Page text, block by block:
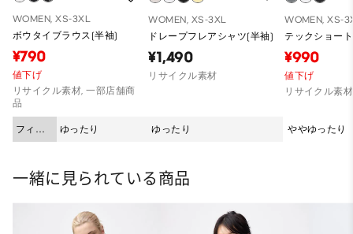
WOMEN, XS-3XL
ボウタイブラウス(半袖)
¥790
値下げ
リサイクル素材, 一部店舗商
品
フィッ
ト
ゆったり
WOMEN, XS-3XL
ドレープフレアシャツ(半袖)
¥1,490
リサイクル素材
ゆったり
WOMEN, XS-
テックショー
¥990
値下げ
リサイクル素材
ややゆったり
一緒に見られている商品